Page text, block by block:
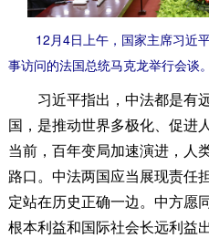
12月4日上午，国家主席习近
事访问的法国总统马克龙举行会谈
习近平指出，中法都是有
国，是推动世界多极化、促进
当前，百年变局加速演进，人
路口。中法两国应当展现责任
定站在历史正确一边。中方愿
根本利益和国际社会长远利益